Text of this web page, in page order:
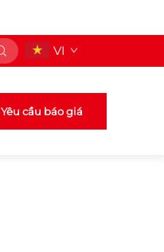
VI
Yêu cầu báo giá